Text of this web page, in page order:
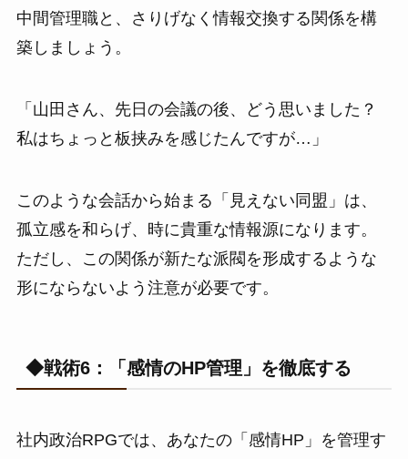
中間管理職と、さりげなく情報交換する関係を構
築しましょう。
「山田さん、先日の会議の後、どう思いました？
私はちょっと板挟みを感じたんですが…」
このような会話から始まる「見えない同盟」は、
孤立感を和らげ、時に貴重な情報源になります。
ただし、この関係が新たな派閥を形成するような
形にならないよう注意が必要です。
◆戦術6：「感情のHP管理」を徹底する
社内政治RPGでは、あなたの「感情HP」を管理す